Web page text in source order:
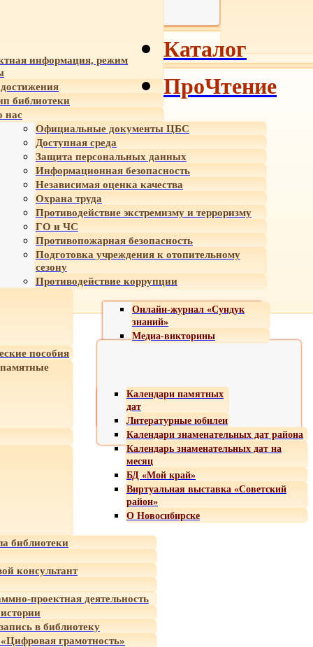
информация, режим
библиотеки
нас
Официальные документы ЦБС
Доступная среда
Защита персональных данных
Информационная безопасность
Независимая оценка качества
Охрана труда
Противодействие экстремизму и терроризму
ГО и ЧС
Противопожарная безопасность
Подготовка учреждения к отопительному
сезону
Противодействие коррупции
Онлайн-журнал «Сундук
знаний»
Медиа-викторины
пособия
Календари памятных
дат
Литературные юбилеи
Календари знаменательных дат района
Календарь знаменательных дат на
месяц
БД «Мой край»
Виртуальная выставка «Советский
район»
О Новосибирске
библиотеки
консультант
проектная деятельность
в библиотеку
грамотность»
Каталог
ПроЧтение